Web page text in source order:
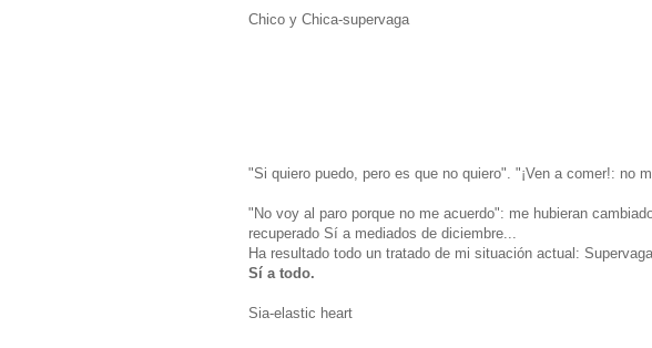
Chico y Chica-supervaga
"Si quiero puedo, pero es que no quiero". "¡Ven a comer!: no
"No voy al paro porque no me acuerdo": me hubieran
recuperado Sí a mediados de diciembre...
Ha resultado todo un tratado de mi situación actual:
Sí a todo.
Sia-elastic heart